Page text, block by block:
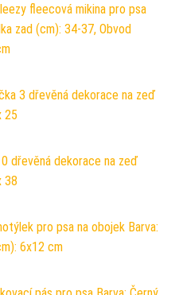
fleecová mikina pro psa
zad (cm): 34-37, Obvod
3 dřevěná dekorace na zeď
25
dřevěná dekorace na zeď
38
pro psa na obojek Barva:
6x12 cm